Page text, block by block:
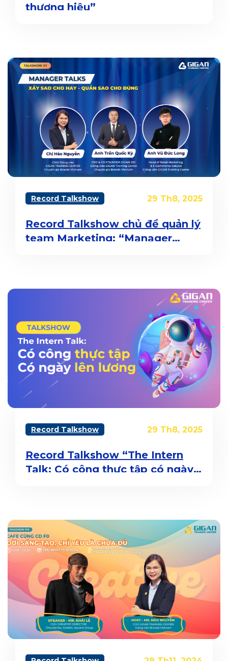
thương hiệu”
Record Talkshow 29 Th8, 2025
Record Talkshow chủ đề quản lý
team Marketing: “Manager
Record Talkshow 29 Th8, 2025
Record Talkshow “The Intern
Talk: Có công thực tập có ngày